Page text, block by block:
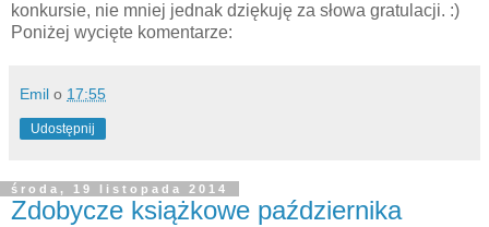
konkursie, nie mniej jednak dziękuję za słowa gratulacji. :)
Poniżej wycięte komentarze:
Emil o 17:55
Udostępnij
środa, 19 listopada 2014
Zdobycze książkowe października